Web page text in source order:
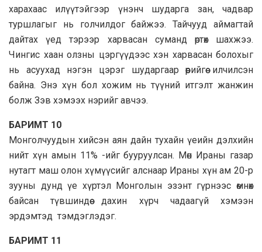
харахаас илүүтэйгээр үнэнч шударга зан, чадвар
туршлагыг нь голчилдог байжээ. Тайчууд аймагтай
дайтах үед тэрээр харвасан суманд өртөх шахжээ.
Чингис хаан олзны цэргүүдээс хэн харвасан болохыг
нь асуухад нэгэн цэрэг шударгаар өөрийгөө илчилсэн
байна. Энэ хүн бол хожим нь түүний итгэлт жанжин
болж Зэв хэмээх нэрийг авчээ.
БАРИМТ 10
Монголчуудын хийсэн аян дайн тухайн үеийн дэлхийн
нийт хүн амын 11% -ийг бууруулсан. Мөн Ираны газар
нутагт маш олон хүмүүсийг алснаар Ираны хүн ам 20-р
зууны дунд үе хүртэл Монголын эзэнт гүрнээс өмнөх
байсан түвшиндөө дахин хүрч чадаагүй хэмээн
эрдэмтэд тэмдэглэдэг.
БАРИМТ 11